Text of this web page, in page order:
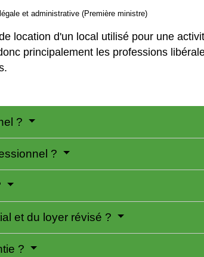
et administrative (Première ministre)
location d'un local utilisé pour une
principalement les professions
?
?
et du loyer révisé ?
?